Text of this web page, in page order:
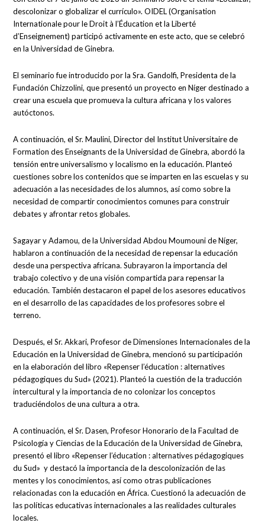
descolonizar o globalizar el currículo». OIDEL (Organisation
Internationale pour le Droit à l’Éducation et la Liberté
d’Enseignement) participó activamente en este acto, que se celebró
en la Universidad de Ginebra.
El seminario fue introducido por la Sra. Gandolfi, Presidenta de la
Fundación Chizzolini, que presentó un proyecto en Níger destinado a
crear una escuela que promueva la cultura africana y los valores
autóctonos.
A continuación, el Sr. Maulini, Director del Institut Universitaire de
Formation des Enseignants de la Universidad de Ginebra, abordó la
tensión entre universalismo y localismo en la educación. Planteó
cuestiones sobre los contenidos que se imparten en las escuelas y su
adecuación a las necesidades de los alumnos, así como sobre la
necesidad de compartir conocimientos comunes para construir
debates y afrontar retos globales.
Sagayar y Adamou, de la Universidad Abdou Moumouni de Níger,
hablaron a continuación de la necesidad de repensar la educación
desde una perspectiva africana. Subrayaron la importancia del
trabajo colectivo y de una visión compartida para repensar la
educación. También destacaron el papel de los asesores educativos
en el desarrollo de las capacidades de los profesores sobre el
terreno.
Después, el Sr. Akkari, Profesor de Dimensiones Internacionales de la
Educación en la Universidad de Ginebra, mencionó su participación
en la elaboración del libro «Repenser l’éducation : alternatives
pédagogiques du Sud» (2021). Planteó la cuestión de la traducción
intercultural y la importancia de no colonizar los conceptos
traduciéndolos de una cultura a otra.
A continuación, el Sr. Dasen, Profesor Honorario de la Facultad de
Psicología y Ciencias de la Educación de la Universidad de Ginebra,
presentó el libro «Repenser l’éducation : alternatives pédagogiques
du Sud» y destacó la importancia de la descolonización de las
mentes y los conocimientos, así como otras publicaciones
relacionadas con la educación en África. Cuestionó la adecuación de
las políticas educativas internacionales a las realidades culturales
locales.